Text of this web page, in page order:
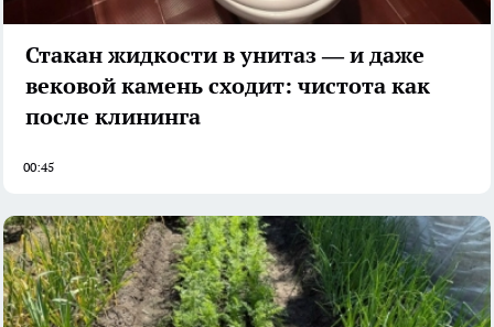
Стакан жидкости в унитаз — и даже
вековой камень сходит: чистота как
после клининга
00:45